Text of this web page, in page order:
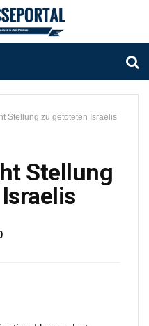
Stellung zu getöteten Israelis
Stellung